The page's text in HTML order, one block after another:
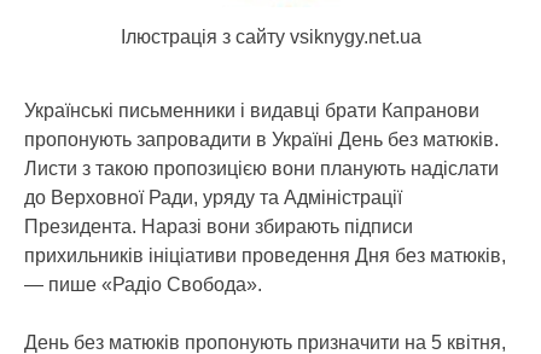
Ілюстрація з сайту vsiknygy.net.ua
Українські письменники і видавці брати Капранови
пропонують запровадити в Україні День без матюків.
Листи з такою пропозицією вони планують надіслати
до Верховної Ради, уряду та Адміністрації
Президента. Наразі вони збирають підписи
прихильників ініціативи проведення Дня без матюків,
— пише «Радіо Свобода».
День без матюків пропонують призначити на 5 квітня,